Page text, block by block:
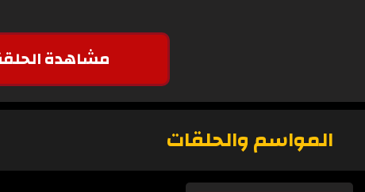
مشاهدة
المواسم والحلقات